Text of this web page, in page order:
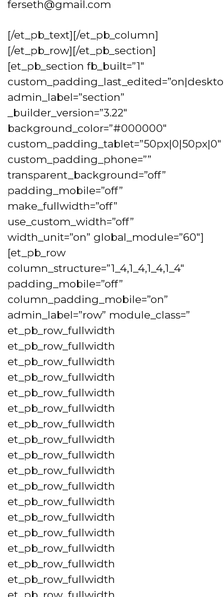
ferseth@gmail.com
[/et_pb_text][/et_pb_column]
[/et_pb_row][/et_pb_section]
[et_pb_section fb_built=”1″
admin_label=”section”
_builder_version=”3.22″
background_color=”#000000″
custom_padding_tablet=”50px|0|50px|0″
custom_padding_phone=””
transparent_background=”off”
padding_mobile=”off”
make_fullwidth=”off”
use_custom_width=”off”
width_unit=”on” global_module=”60″]
[et_pb_row
column_structure=”1_4,1_4,1_4,1_4″
padding_mobile=”off”
column_padding_mobile=”on”
admin_label=”row” module_class=”
et_pb_row_fullwidth
et_pb_row_fullwidth
et_pb_row_fullwidth
et_pb_row_fullwidth
et_pb_row_fullwidth
et_pb_row_fullwidth
et_pb_row_fullwidth
et_pb_row_fullwidth
et_pb_row_fullwidth
et_pb_row_fullwidth
et_pb_row_fullwidth
et_pb_row_fullwidth
et_pb_row_fullwidth
et_pb_row_fullwidth
et_pb_row_fullwidth
et_pb_row_fullwidth
et_pb_row_fullwidth